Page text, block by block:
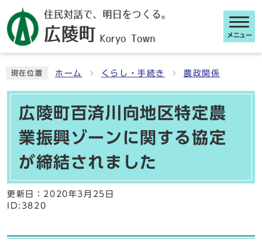
メニュー
現在位置 ホーム くらし・手続き 農政関係
広陵町百済川向地区特定農
業振興ゾーンに関する協定
が締結されました
更新日： 2020年3月25日
ID:3820